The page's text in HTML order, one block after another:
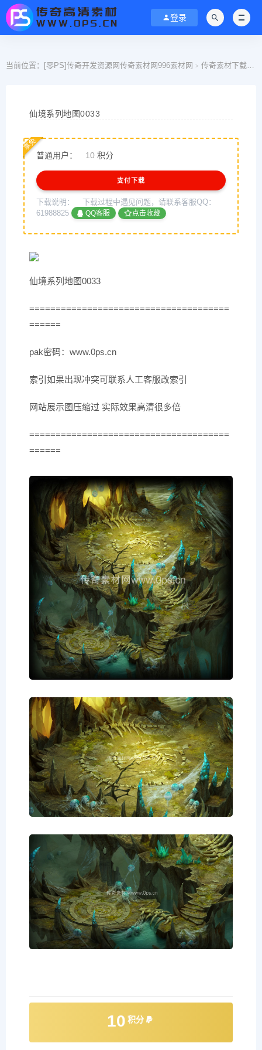
登录
当前位置： [零PS]传奇开发资源网传奇素材网996素材网 > 传奇素材下载
仙境系列地图0033
普通用户： 10 积分
享免
支付下载
下载说明：
下载过程中遇见问题，请联系客服QQ：
61988825
QQ客服 点击收藏
仙境系列地图0033
======================================
======
pak密码：www.0ps.cn
索引如果出现冲突可联系人工客服改索引
网站展示图压缩过 实际效果高清很多倍
======================================
======
10 积分